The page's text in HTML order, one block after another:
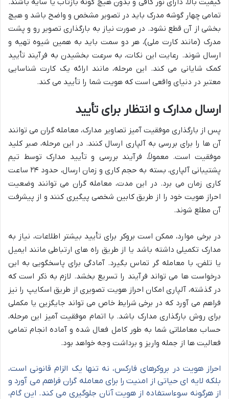
تمامی چهار گوشه مدرک باید در تصویر مشخص و واضح باشد و هیچ
بخشی از آن قطع نشود. در صورت نیاز به بارگذاری تصویر رو و پشت
مدرک (مانند کارت ملی)، هر دو سمت باید به همین شیوه تهیه و
ارسال شوند. رعایت این نکات، به سرعت بخشیدن به فرآیند تأیید
کمک شایانی می کند. این مرحله، مانند ارائه یک کارت شناسایی
معتبر در دنیای واقعی است که هویت شما را تأیید می کند.
ارسال مدارک و انتظار برای تأیید
پس از بارگذاری موفقیت آمیز تصاویر مدارک، معامله گران می توانند
آن ها را برای بررسی به آلپاری ارسال کنند. در این مرحله، صبر کلید
موفقیت است. معمولاً، فرآیند بررسی و تأیید مدارک توسط تیم
پشتیبانی آلپاری، بسته به حجم کاری و زمان ارسال، حدود ۲۴ ساعت
کاری زمان می برد. در این مدت، معامله گران می توانند وضعیت
احراز هویت خود را از طریق کابین شخصی پیگیری کنند و از پیشرفت
آن مطلع شوند.
در برخی موارد، ممکن است بروکر برای تأیید بیشتر اطلاعات، نیاز به
مدارک تکمیلی داشته باشد یا از طریق راه های ارتباطی مانند ایمیل
یا تلفن، با معامله گر تماس بگیرد. آمادگی برای پاسخگویی به این
درخواست ها می تواند فرآیند را تسریع بخشد. لازم به ذکر است که
در گذشته، آلپاری امکان احراز هویت تصویری از طریق اسکایپ را نیز
فراهم می آورد که در برخی شرایط خاص می تواند جایگزین یا مکملی
برای روش بارگذاری مدارک باشد. با اتمام موفقیت آمیز این مرحله،
حساب معاملاتی شما به طور کامل فعال شده و آماده انجام تمامی
فعالیت ها از جمله واریز و برداشت وجه خواهد بود.
احراز هویت در بروکرهای فارکس، نه تنها یک الزام قانونی است،
بلکه لایه ای حیاتی از امنیت را برای معامله گران فراهم می آورد و
از هرگونه سوءاستفاده از هویت آنان جلوگیری می کند. این گام،